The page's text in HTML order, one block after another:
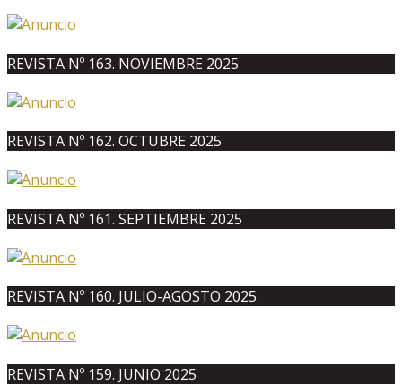
REVISTA Nº 163. NOVIEMBRE 2025
REVISTA Nº 162. OCTUBRE 2025
REVISTA Nº 161. SEPTIEMBRE 2025
REVISTA Nº 160. JULIO-AGOSTO 2025
REVISTA Nº 159. JUNIO 2025